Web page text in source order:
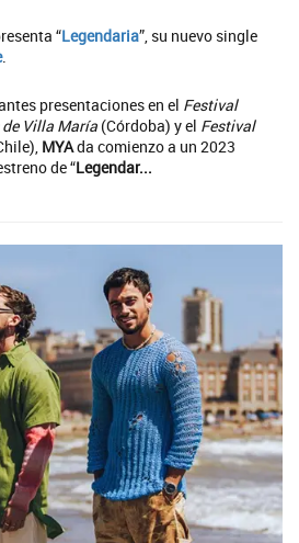
“Legendaria”, su nuevo single
.
presentaciones en el Festival
Villa María (Córdoba) y el Festival
MYAda comienzo a un 2023
de “Legendar...